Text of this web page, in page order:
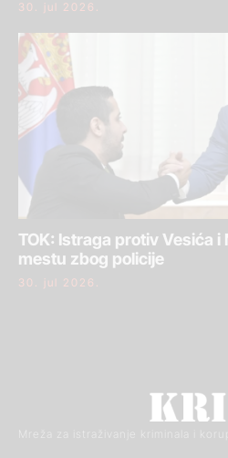
30. jul 2026.
TOK: Istraga protiv Vesića
mestu zbog policije
30. jul 2026.
Mreža za istraživanje kriminala i